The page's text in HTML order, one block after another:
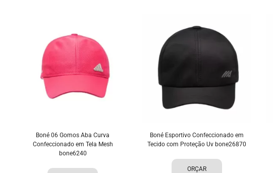
Boné 06 Gomos Aba Curva
Confeccionado em Tela Mesh
bone6240
Boné Esportivo Confeccionado em
Tecido com Proteção Uv bone26870
ORÇAR